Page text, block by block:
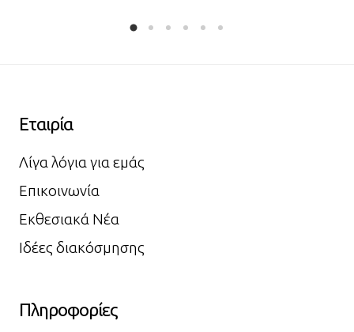
Εταιρία
Λίγα λόγια για εμάς
Επικοινωνία
Εκθεσιακά Νέα
Ιδέες διακόσμησης
Πληροφορίες